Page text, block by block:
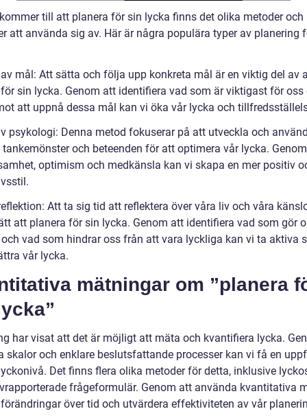
till att planera för sin lycka finns det olika metoder och
att använda sig av. Här är några populära typer av planering
mål: Att sätta och följa upp konkreta mål är en viktig del av
sin lycka. Genom att identifiera vad som är viktigast för oss
att uppnå dessa mål kan vi öka vår lycka och
psykologi: Denna metod fokuserar på att utveckla och
och beteenden för att optimera vår lycka.
optimism och medkänsla kan vi skapa en mer positiv
Att ta sig tid att reflektera över våra liv och våra
att planera för sin lycka. Genom att identifiera vad som gör
vad som hindrar oss från att vara lyckliga kan vi ta aktiva
vår lycka.
mätningar om ”planera
har visat att det är möjligt att mäta och kvantifiera lycka.
skalor och enklare beslutsfattande processer kan vi få en
Det finns flera olika metoder för detta, inklusive
frågeformulär. Genom att använda kvantitativa
över tid och utvärdera effektiviteten av vår